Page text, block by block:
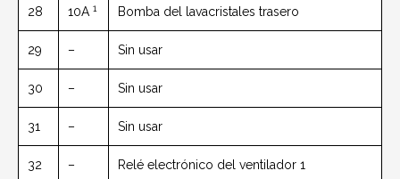
28 10A 1 Bomba del lavacristales trasero
29 – Sin usar
30 – Sin usar
31 – Sin usar
32 – Relé electrónico del ventilador 1